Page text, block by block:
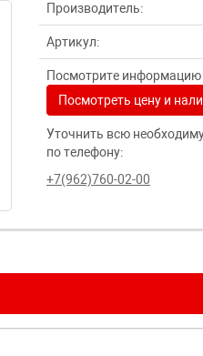
Производитель:
Артикул:
Посмотрите информацию
Посмотреть цену и
Уточнить всю
по телефону:
+7(962)760-02-00